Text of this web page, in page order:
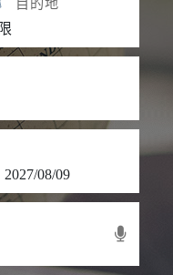
目的地